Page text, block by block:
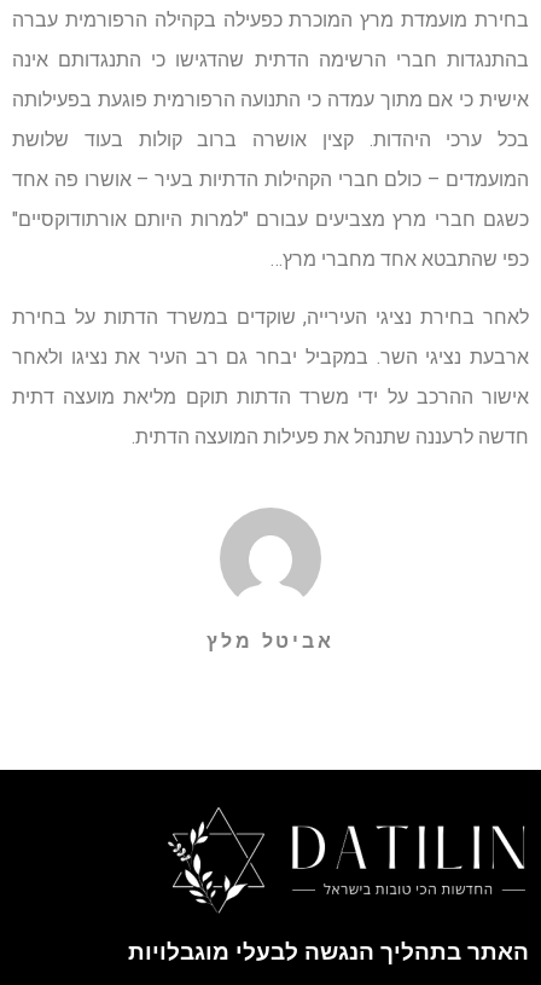
בחירת מועמדת מרץ המוכרת כפעילה בקהילה הרפורמית עברה
בהתנגדות חברי הרשימה הדתית שהדגישו כי התנגדותם אינה
אישית כי אם מתוך עמדה כי התנועה הרפורמית פוגעת בפעילותה
בכל ערכי היהדות. קצין אושרה ברוב קולות בעוד שלושת
המועמדים – כולם חברי הקהילות הדתיות בעיר – אושרו פה אחד
כשגם חברי מרץ מצביעים עבורם "למרות היותם אורתודוקסיים"
כפי שהתבטא אחד מחברי מרץ…
לאחר בחירת נציגי העירייה, שוקדים במשרד הדתות על בחירת
ארבעת נציגי השר. במקביל יבחר גם רב העיר את נציגו ולאחר
אישור ההרכב על ידי משרד הדתות תוקם מליאת מועצה דתית
חדשה לרעננה שתנהל את פעילות המועצה הדתית.
אביטל מלץ
האתר בתהליך הנגשה לבעלי מוגבלויות